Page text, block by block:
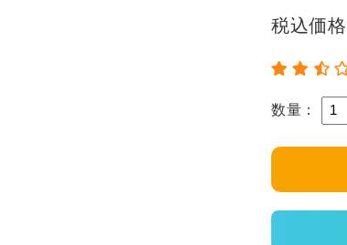
税込価
数量：